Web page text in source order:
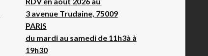
3 avenue Trudaine, 75009
PARIS
du mardi au samedi de 11h3à à
19h30